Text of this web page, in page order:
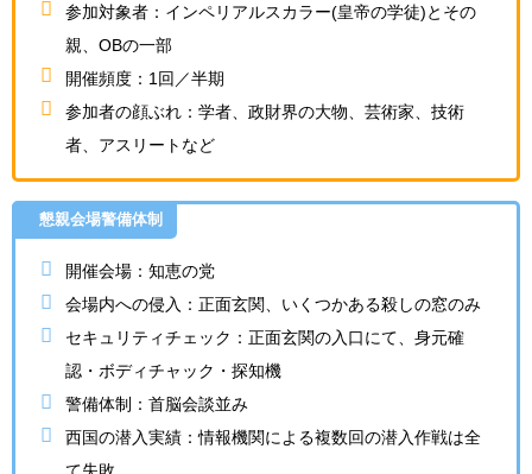
参加対象者：インペリアルスカラー(皇帝の学徒)とその
親、OBの一部
開催頻度：1回／半期
参加者の顔ぶれ：学者、政財界の大物、芸術家、技術
者、アスリートなど
懇親会場警備体制
開催会場：知恵の党
会場内への侵入：正面玄関、いくつかある殺しの窓のみ
セキュリティチェック：正面玄関の入口にて、身元確
認・ボディチャック・探知機
警備体制：首脳会談並み
西国の潜入実績：情報機関による複数回の潜入作戦は全